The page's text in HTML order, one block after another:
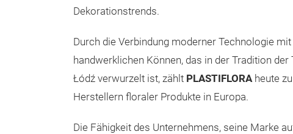
Dekorationstrends.
Durch die Verbindung moderner Technologie
handwerklichen Können, das in der Tradition der
Łódź verwurzelt ist, zählt PLASTIFLORAheute
Herstellern floraler Produkte in Europa.
Die Fähigkeit des Unternehmens, seine Marke